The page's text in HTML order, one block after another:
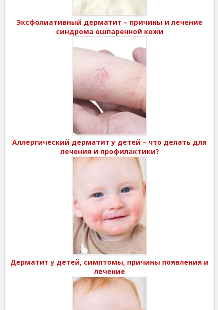
Эксфолиативный дерматит – причины и лечение
синдрома ошпаренной кожи
Аллергический дерматит у детей – что делать для
лечения и профилактики?
Дерматит у детей, симптомы, причины появления и
лечение